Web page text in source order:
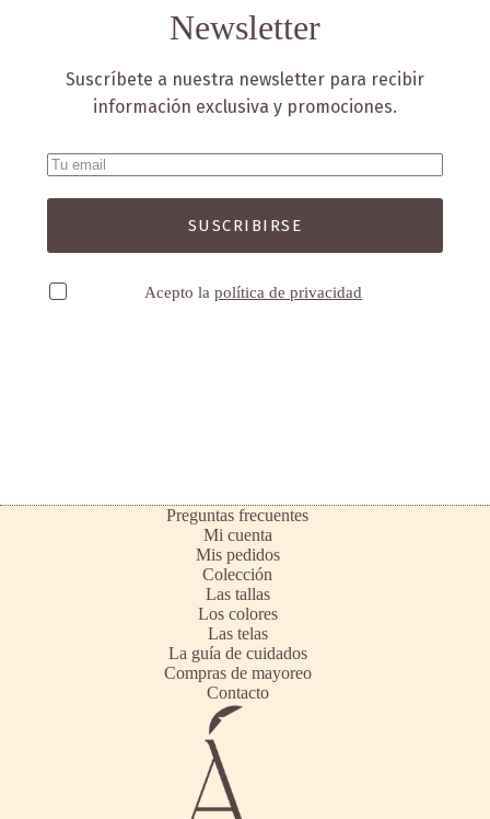
Newsletter
Suscríbete a nuestra newsletter para recibir
información exclusiva y promociones.
SUSCRIBIRSE
Acepto la política de privacidad
Preguntas frecuentes
Mi cuenta
Mis pedidos
Colección
Las tallas
Los colores
Las telas
La guía de cuidados
Compras de mayoreo
Contacto